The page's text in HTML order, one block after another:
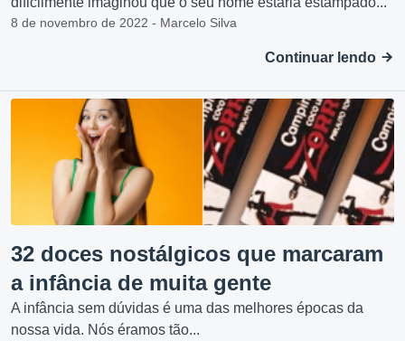
8 de novembro de 2022 - Marcelo Silva
Continuar lendo
32 doces nostálgicos que marcaram
a infância de muita gente
A infância sem dúvidas é uma das melhores épocas da
nossa vida. Nós éramos tão...